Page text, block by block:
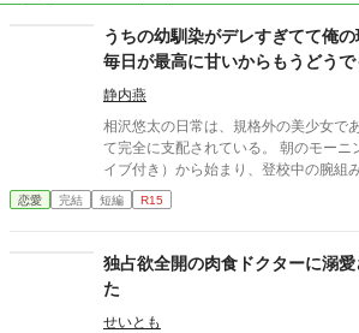
うちの幼馴染がデレすぎてて俺
毎日が最高に甘いからもうどう
静内燕
相沢悠太の日常は、規格外の美少女で
て完全に支配されている。 朝のモーニングコール（ベッドへのダ
イブ付き）から始まり、登校中の腕組
務付けられた手作り弁当。誰もが羨む
はこれを「家族愛」だと頑なに誤解（無視）
の一途。周囲の冷やかしや、葵を狙う
高まる中、悠太の**「幼馴染フィルタ
る。 この溺愛っぷり、いつまで「家族」で通せるのか？ 甘すぎる
日常が、悠太の鈍感な理性を溶かし尽
恋愛 完結 短編 R15
独占欲全開の肉食ドクターに溺
た
せいとも